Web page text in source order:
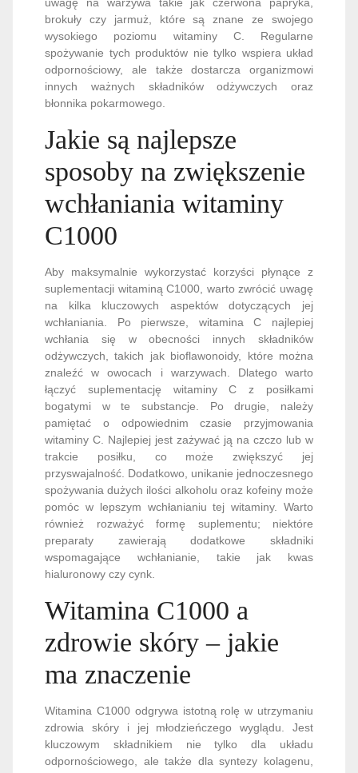
brokuły czy jarmuż, które są znane ze swojego
wysokiego poziomu witaminy C. Regularne
spożywanie tych produktów nie tylko wspiera układ
odpornościowy, ale także dostarcza organizmowi
innych ważnych składników odżywczych oraz
błonnika pokarmowego.
Jakie są najlepsze
sposoby na zwiększenie
wchłaniania witaminy
C1000
Aby maksymalnie wykorzystać korzyści płynące z
suplementacji witaminą C1000, warto zwrócić uwagę
na kilka kluczowych aspektów dotyczących jej
wchłaniania. Po pierwsze, witamina C najlepiej
wchłania się w obecności innych składników
odżywczych, takich jak bioflawonoidy, które można
znaleźć w owocach i warzywach. Dlatego warto
łączyć suplementację witaminy C z posiłkami
bogatymi w te substancje. Po drugie, należy
pamiętać o odpowiednim czasie przyjmowania
witaminy C. Najlepiej jest zażywać ją na czczo lub w
trakcie posiłku, co może zwiększyć jej
przyswajalność. Dodatkowo, unikanie jednoczesnego
spożywania dużych ilości alkoholu oraz kofeiny może
pomóc w lepszym wchłanianiu tej witaminy. Warto
również rozważyć formę suplementu; niektóre
preparaty zawierają dodatkowe składniki
wspomagające wchłanianie, takie jak kwas
hialuronowy czy cynk.
Witamina C1000 a
zdrowie skóry – jakie
ma znaczenie
Witamina C1000 odgrywa istotną rolę w utrzymaniu
zdrowia skóry i jej młodzieńczego wyglądu. Jest
kluczowym składnikiem nie tylko dla układu
odpornościowego, ale także dla syntezy kolagenu,